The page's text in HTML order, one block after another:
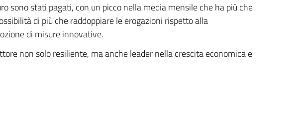
sono stati pagati, con un picco nella media mensile che ha più che
di più che raddoppiare le erogazioni rispetto alla
di misure innovative.
non solo resiliente, ma anche leader nella crescita economica e